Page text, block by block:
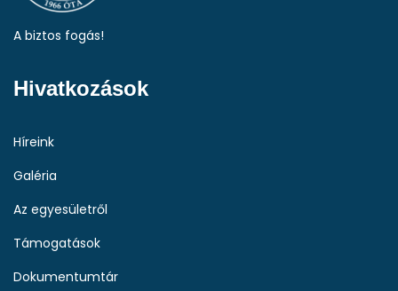
A biztos fogás!
Hivatkozások
Híreink
Galéria
Az egyesületről
Támogatások
Dokumentumtár